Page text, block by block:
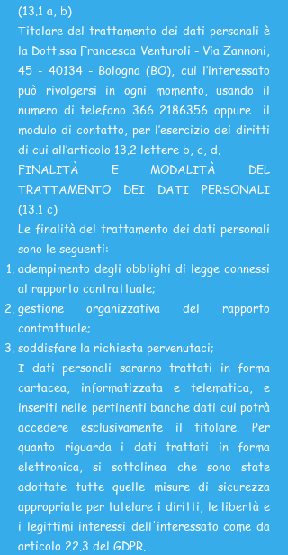
(13.1 a, b)
Titolare del trattamento dei dati personali è
la Dott.ssa Francesca Venturoli - Via Zannoni,
45 - 40134- Bologna (BO), cui l’interessato
può rivolgersi in ogni momento, usando il
numero di telefono 366 2186356 oppure il
modulo di contatto, per l’esercizio dei diritti
di cui all’articolo 13.2 lettere b, c, d.
FINALITÀ E MODALITÀ DEL
TRATTAMENTO DEI DATI PERSONALI
(13.1 c)
Le finalità del trattamento dei dati personali
sono le seguenti:
adempimento degli obblighi di legge connessi
al rapporto contrattuale;
gestione organizzativa del rapporto
contrattuale;
soddisfare la richiesta pervenutaci;
I dati personali saranno trattati in forma
cartacea, informatizzata e telematica, e
inseriti nelle pertinenti banche dati cui potrà
accedere esclusivamente il titolare. Per
quanto riguarda i dati trattati in forma
elettronica, si sottolinea che sono state
adottate tutte quelle misure di sicurezza
appropriate per tutelare i diritti, le libertà e
i legittimi interessi dell'interessato come da
articolo 22.3 del GDPR.